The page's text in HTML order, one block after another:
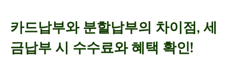
카드납부와 분할납부의 차이점, 세
금납부 시 수수료와 혜택 확인!